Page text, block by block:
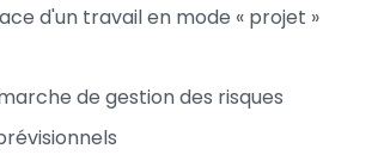
d'un travail en mode « projet »
de gestion des risques